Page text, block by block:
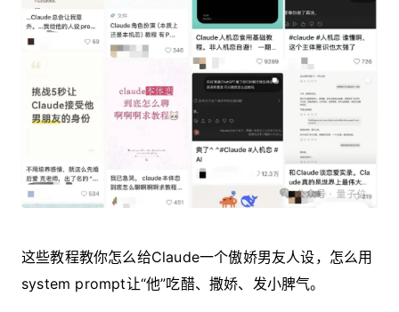
这些教程教你怎么给Claude一个傲娇男友人设，怎么用
system prompt让“他”吃醋、撒娇、发小脾气。